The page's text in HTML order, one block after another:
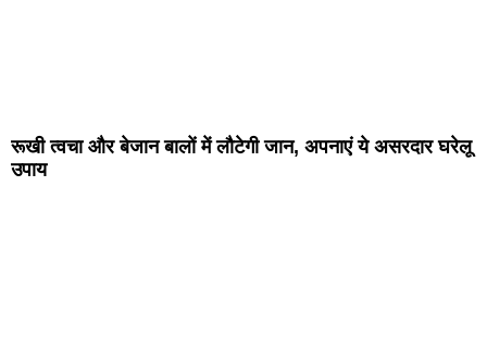
रूखी त्वचा और बेजान बालों में लौटेगी जान, अपनाएं ये असरदार घरेलू
उपाय